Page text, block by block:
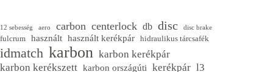
12 sebesség aero carbon centerlock db disc disc brake
fulcrum használt használt kerékpár hidraulikus tárcsafék
idmatch karbon karbon kerékpár
karbon kerékszett karbon országúti kerékpár l3